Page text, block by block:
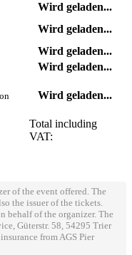
Wird geladen...
Wird geladen...
Wird geladen...
Wird geladen...
Wird geladen...
Total including
VAT:
of the event offered. The
the issuer of the tickets.
behalf of the organizer. The
Güterstr. 58, 54295 Trier
from AGS Pier